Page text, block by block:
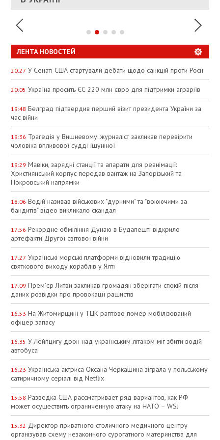
ЛЕНТА НОВОСТЕЙ
20:27 У Сенаті США стартували дебати щодо санкцій проти Росії
20:05 Україна просить ЄС 220 млн євро для підтримки аграріїв
19:48 Белград підтвердив перший візит президента України за
час війни
19:36 Трагедія у Вишневому: журналіст закликав перевірити
чоловіка впливової судді Ішуніної
19:29 Мавіки, зарядні станції та апарати для реанімації:
Християнський корпус передав вантаж на Запорізький та
Покровський напрямки
18:06 Водій називав військових "дурними" та "воюючими за
бандитів" відео викликало скандал
17:56 Рекордне обміління Дунаю в Будапешті відкрило
артефакти Другої світової війни
17:27 Українські морські платформи відновили традицію
святкового виходу кораблів у Ялті
17:09 Прем’єр Литви закликав громадян зберігати спокій після
даних розвідки про провокації рашистів
16:53 На Житомирщині у ТЦК раптово помер мобілізований
офіцер запасу
16:35 У Лейпцигу дрон над українським літаком міг збити водій
автобуса
16:23 Українська актриса Оксана Черкашина зіграла у польському
сатиричному серіалі від Netflix
15:58 Разведка США рассматривает ряд вариантов, как РФ
может осуществить ограниченную атаку на НАТО – WSJ
15:32 Директор приватного столичного медичного центру
організував схему незаконного сурогатного материнства для